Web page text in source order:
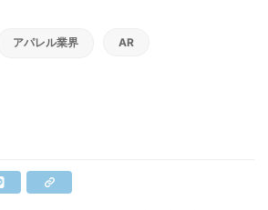
アパレル業界 AR